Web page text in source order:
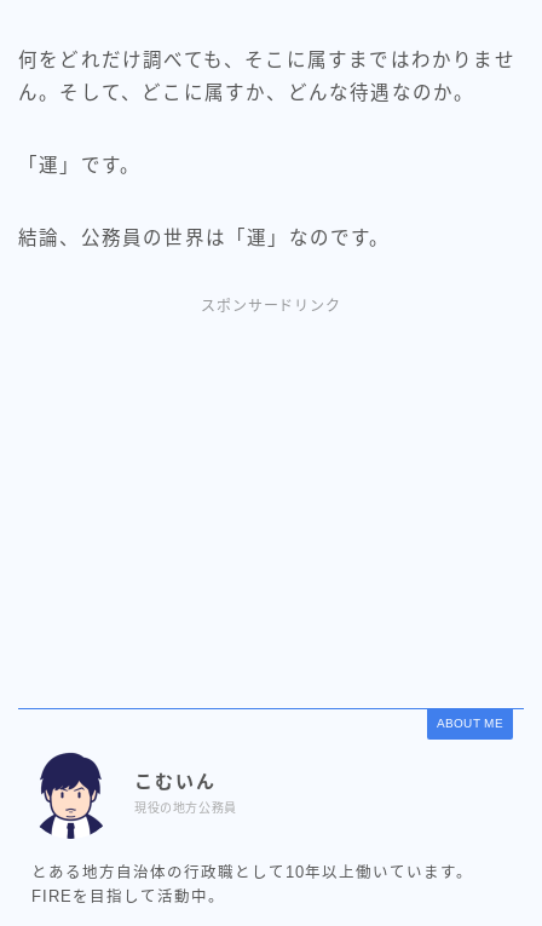
何をどれだけ調べても、そこに属すまではわかりませ
ん。そして、どこに属すか、どんな待遇なのか。
「運」です。
結論、公務員の世界は「運」なのです。
スポンサードリンク
ABOUT ME
こむいん
現役の地方公務員
とある地方自治体の行政職として10年以上働いています。
FIREを目指して活動中。